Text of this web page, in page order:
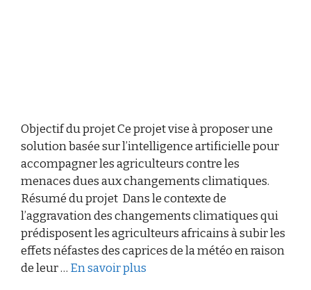
Objectif du projet Ce projet vise à proposer une
solution basée sur l’intelligence artificielle pour
accompagner les agriculteurs contre les
menaces dues aux changements climatiques.
Résumé du projet Dans le contexte de
l’aggravation des changements climatiques qui
prédisposent les agriculteurs africains à subir les
effets néfastes des caprices de la météo en raison
de leur … En savoir plus